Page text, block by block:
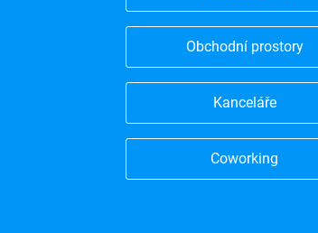
Obchodní prostory
Kanceláře
Coworking